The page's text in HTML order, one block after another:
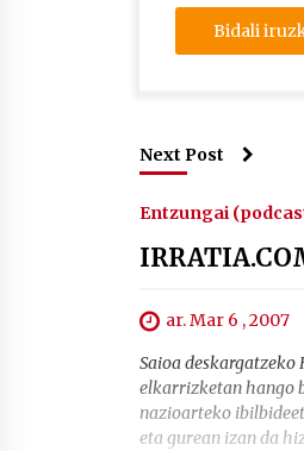
Next Post
Entzungai
ar. Mar 6 , 2007
Saioa deskargatzeko
elkarrizketan hango
nazioarteko
eta gurean izan da